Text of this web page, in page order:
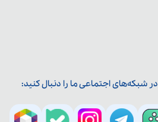
در شبکه‌های اجتماعی ما را دنبال کنید: